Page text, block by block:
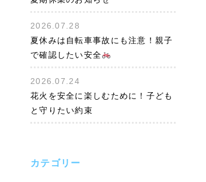
2026.07.28
夏休みは自転車事故にも注意！親子
で確認したい安全
2026.07.24
花火を安全に楽しむために！子ども
と守りたい約束
カテゴリー